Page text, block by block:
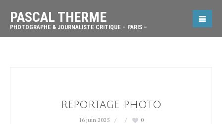
PASCAL THERME
PHOTOGRAPHE & JOURNALISTE CRITIQUE – PARIS –
reportage photo
16 juin 2025 0